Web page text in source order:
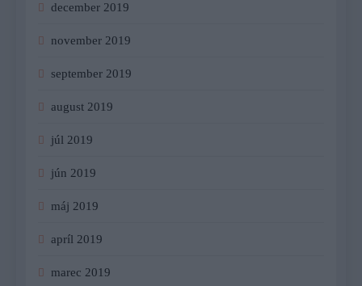
december 2019
november 2019
september 2019
august 2019
júl 2019
jún 2019
máj 2019
apríl 2019
marec 2019